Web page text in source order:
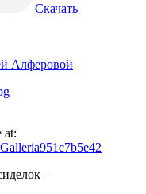
Скачать
Алферовой
at:
–